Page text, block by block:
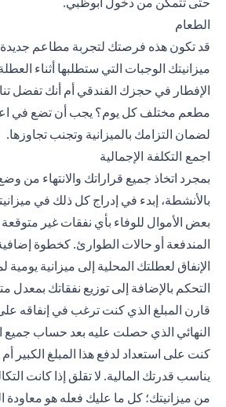
الطعام
قد تكون هذه فرصتك لتجربة مطاعم
ميزانيتك الوجبات التي ستطلبها أثناء
الإفطار في حجزك الفندقي أم أنك تفضل
مطعم مختلف كل يوم؟ يجب أن تضع في
لضمان التزامك بالميزانية وتجنب تجاوزها.
اجمع التكلفة الإجمالية
بمجرد اتخاذ جميع قراراتك والانتهاء من
بالأنشطة، إبدء في إدراج كل ذلك في
بعض الأموال للوفاء بأي نفقات غير
المندفعة أو حالات الطوارئ. كخطوة
الإنفاق لعطلتك المحلية إلى ميزانية
التحكم بالإضافة إلى توزيع نفقاتك بمعدل
قارن المبلغ الذي كنت ترغب في إنفاقه
النهائي الذي حصلت عليه بعد حساب جميع
كنت على استعداد لدفع هذا المبلغ الكبير أم
يناسب قدرتك المالية. لا تقلق إذا كانت
من ميزانيتك؛ كل ما عليك فعله هو معاودة